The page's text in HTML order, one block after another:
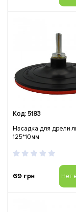
Код: 5183
Насадка для дрели
125*10мм
69 грн Нет